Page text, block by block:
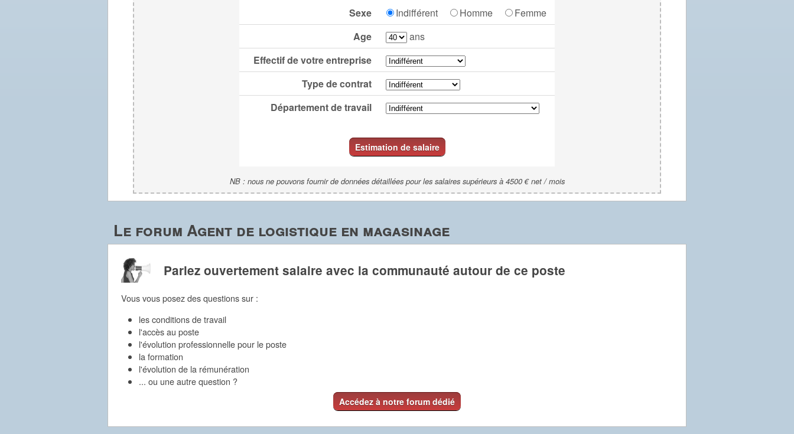
Sexe
Indifférent Homme
Femme
Age
ans
Effectif de votre entreprise
Type de contrat
Département de travail
Estimation de salaire
NB : nous ne pouvons fournir de données détaillées pour les salaires supérieurs à 4500 € net / mois
Le forum Agent de logistique en magasinage
Parlez ouvertement salaire avec la communauté autour de ce poste
Vous vous posez des questions sur :
les conditions de travail
l'accès au poste
l'évolution professionnelle pour le poste
la formation
l'évolution de la rémunération
... ou une autre question ?
Accédez à notre forum dédié